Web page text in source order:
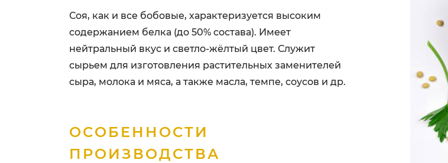
Соя, как и все бобовые, характеризуется высоким
содержанием белка (до 50% состава). Имеет
нейтральный вкус и светло-жёлтый цвет. Служит
сырьем для изготовления растительных заменителей
сыра, молока и мяса, а также масла, темпе, соусов и др.
ОСОБЕННОСТИ
ПРОИЗВОДСТВА